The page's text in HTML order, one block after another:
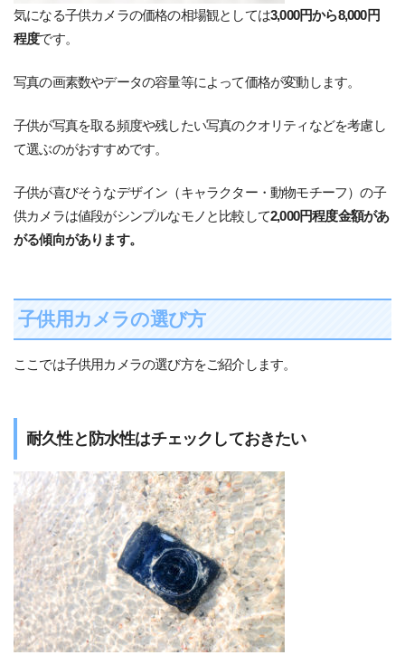
気になる子供カメラの価格の相場観としては3,000円から8,000円
程度です。
写真の画素数やデータの容量等によって価格が変動します。
子供が写真を取る頻度や残したい写真のクオリティなどを考慮し
て選ぶのがおすすめです。
子供が喜びそうなデザイン（キャラクター・動物モチーフ）の子
供カメラは値段がシンプルなモノと比較して2,000円程度金額があ
がる傾向があります。
子供用カメラの選び方
ここでは子供用カメラの選び方をご紹介します。
耐久性と防水性はチェックしておきたい